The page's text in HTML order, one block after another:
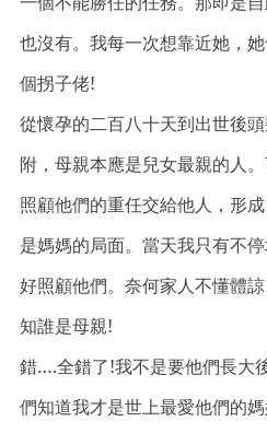
也沒有。我每一次想靠近她 ，
個拐子佬!
從懷孕的二百八十天到出世後
附，母親本應是兒女最親的人
照顧他們的重任交給他人，形
是媽媽的局面。當天我只有不
好照顧他們。奈何家人不懂體諒
知誰是母親!
錯….全錯了!我不是要他們長大
們知道我才是世上最愛他們的